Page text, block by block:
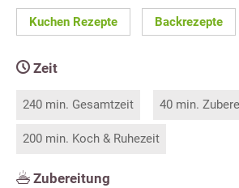
Kuchen Rezepte Backrezepte
Zeit
240 min. Gesamtzeit 40 min.
200 min. Koch & Ruhezeit
Zubereitung